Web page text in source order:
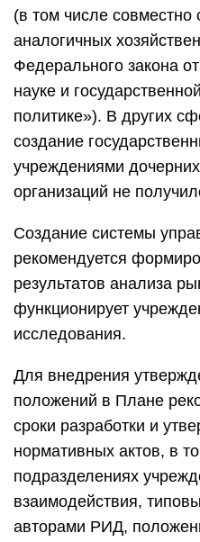
(в том числе совместно
аналогичных
Федерального закона
науке и
политике»). В других
создание
учреждениями
организаций не
Создание системы
рекомендуется
результатов анализа
функционирует
исследования.
Для внедрения
положений в Плане
сроки разработки и
нормативных актов, в
подразделениях
взаимодействия,
авторами РИД,